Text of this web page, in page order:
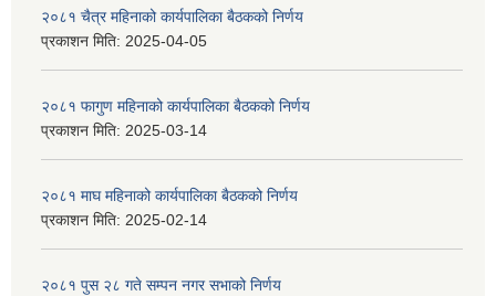
२०८१ चैत्र महिनाको कार्यपालिका बैठकको निर्णय
प्रकाशन मिति: 2025-04-05
२०८१ फागुण महिनाको कार्यपालिका बैठकको निर्णय
प्रकाशन मिति: 2025-03-14
२०८१ माघ महिनाको कार्यपालिका बैठकको निर्णय
प्रकाशन मिति: 2025-02-14
२०८१ पुस २८ गते सम्प‍न नगर सभाको निर्णय